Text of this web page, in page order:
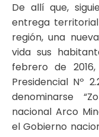
De allí que,
entrega
región, una
vida sus
febrero de
Presidencial Nº
denominarse
nacional Arco
el Gobierno